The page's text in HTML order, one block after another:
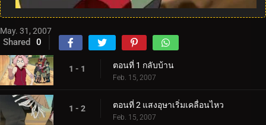
May. 31, 2007
Shared 0
1 - 1 ตอนที่ 1 กลับบ้าน
Feb. 15, 2007
1 - 2 ตอนที่ 2 แสงอุษาเริ่มเคลื่อนไหว
Feb. 15, 2007